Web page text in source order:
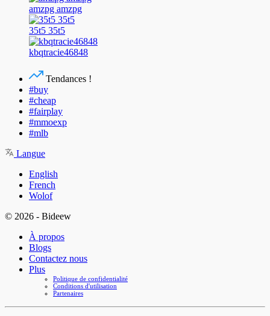
amzpg amzpg
35t5 35t5
kbqtracie46848
Tendances !
#buy
#cheap
#fairplay
#mmoexp
#mlb
Langue
English
French
Wolof
© 2026 - Bideew
À propos
Blogs
Contactez nous
Plus
Politique de confidentialité
Conditions d'utilisation
Partenaires